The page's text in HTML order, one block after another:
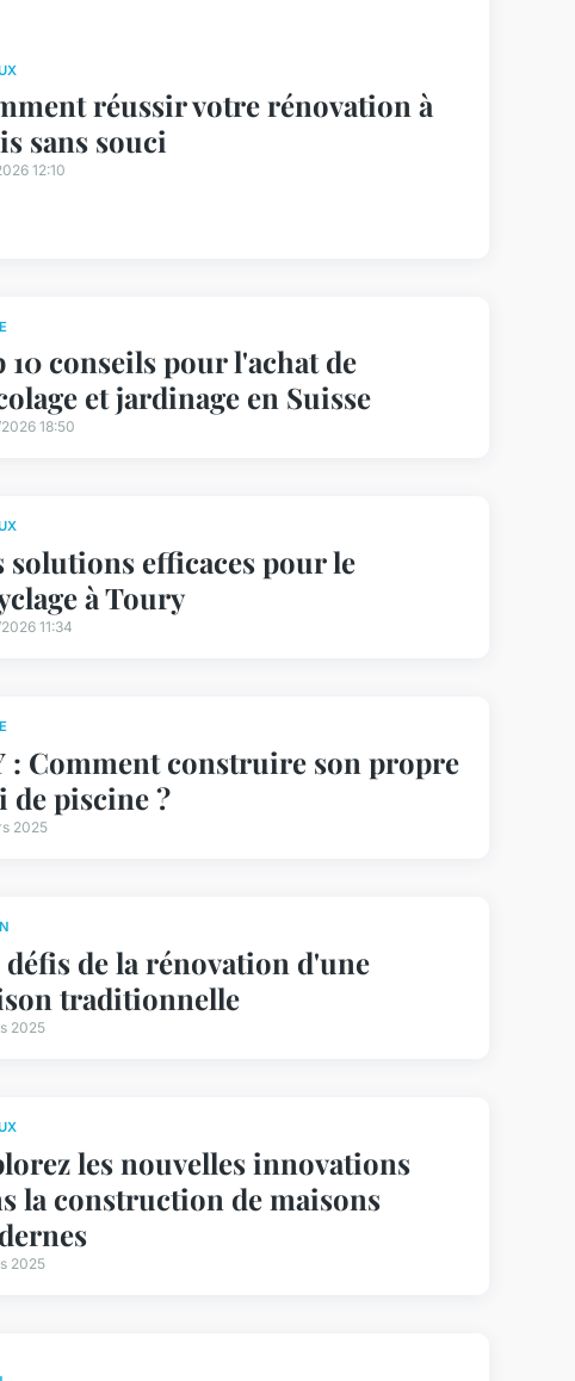
réussir votre rénovation à
sans souci
12:10
10 conseils pour l'achat de
et jardinage en Suisse
18:50
solutions efficaces pour le
à Toury
11:34
: Comment construire son propre
de piscine ?
2025
défis de la rénovation d'une
traditionnelle
2025
les nouvelles innovations
la construction de maisons
2025